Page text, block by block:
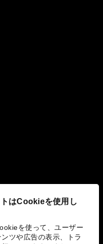
はCookieを使用し
を使って、ユーザー
ツや広告の表示、トラ